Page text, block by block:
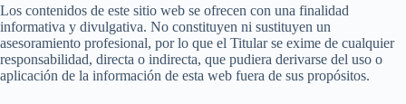
Los contenidos de este sitio web se ofrecen con una finalidad
informativa y divulgativa. No constituyen ni sustituyen un
asesoramiento profesional, por lo que el Titular se exime de cualquier
responsabilidad, directa o indirecta, que pudiera derivarse del uso o
aplicación de la información de esta web fuera de sus propósitos.